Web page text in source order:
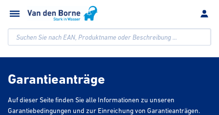
Suchen Sie nach EAN, Produktname oder Beschreibung ...
Garantieanträge
Auf dieser Seite finden Sie alle Informationen zu unseren
Garantiebedingungen und zur Einreichung von Garantieanträgen.